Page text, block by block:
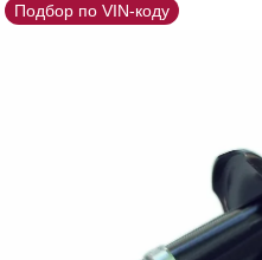
Подбор по VIN-коду